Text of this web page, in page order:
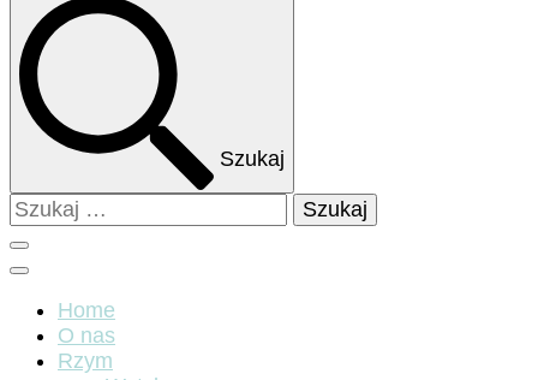
Szukaj
Szukaj:
Home
O nas
Rzym